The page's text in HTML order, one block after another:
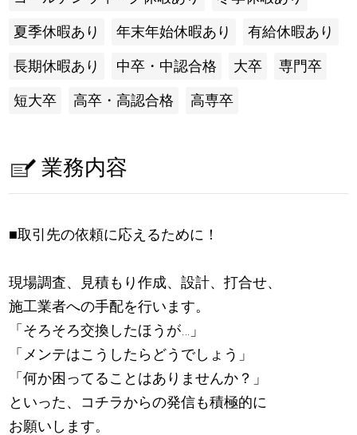
夏季休暇あり 年末年始休暇あり 有給休暇あり
長期休暇あり 中卒・中認合格 大卒 専門卒
短大卒 高卒・高認合格 高専卒
業務内容
■取引先の依頼に応えるために！
現場調査、見積もり作成、設計、打合せ、
施工業者への手配を行います。
「そろそろ交換したほうが…」
「メンテはこうしたらどうでしょう」
「何か困ってることはありませんか？」
といった、コチラからの発信も積極的に
お願いします。